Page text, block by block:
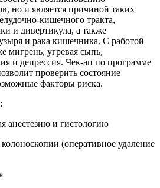
но и является причиной таких
кишечного тракта,
и дивертикула, а также
и рака кишечника. С работой
мигрень, угревая сыпь,
и депрессия. Чек-ап по программе
проверить состояние
факторы риска.
анестезию и гистологию
(оперативное удаление